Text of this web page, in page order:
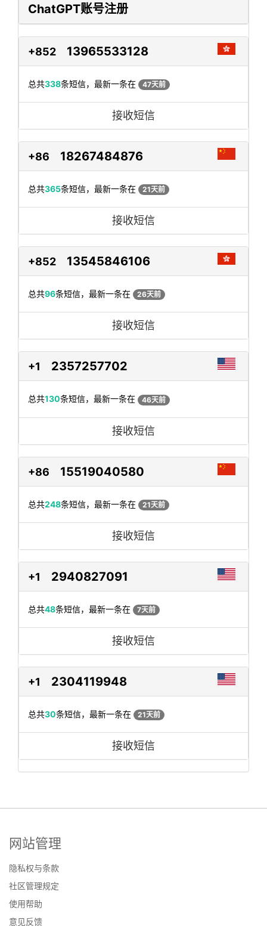
ChatGPT账号注册
+852 13965533128
总共338条短信，最新一条在 47天前
接收短信
+86 18267484876
总共365条短信，最新一条在 21天前
接收短信
+852 13545846106
总共96条短信，最新一条在 26天前
接收短信
+1 2357257702
总共130条短信，最新一条在 46天前
接收短信
+86 15519040580
总共248条短信，最新一条在 21天前
接收短信
+1 2940827091
总共48条短信，最新一条在 7天前
接收短信
+1 2304119948
总共30条短信，最新一条在 21天前
接收短信
网站管理
隐私权与条款
社区管理规定
使用帮助
意见反馈